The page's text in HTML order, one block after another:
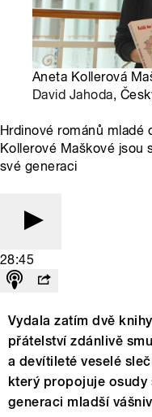
Aneta Kollerová
David Jahoda,
Hrdinové románů mladé
Kollerové Maškové jsou
své generaci
28:45
Vydala zatím dvě
přátelství zdánlivě
a devítileté veselé
který propojuje osudy
generaci mladší